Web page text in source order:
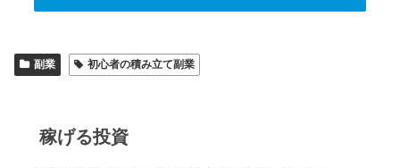
副業 初心者の積み立て副業
稼げる投資